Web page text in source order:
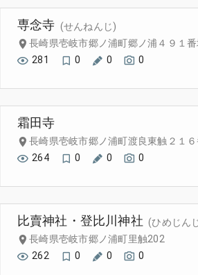
専念寺 (せんねんじ)
長崎県壱岐市郷ノ浦町郷ノ浦４９１番
281
0 0 0
霜田寺
長崎県壱岐市郷ノ浦町渡良東触２１
264
0 0 0
比賣神社・登比川神社 (ひめじん
長崎県壱岐市郷ノ浦町里触202
262
0 0 0